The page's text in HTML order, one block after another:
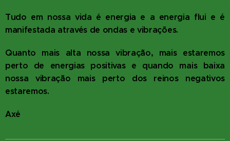
Tudo em nossa vida é energia e a energia flui e é
manifestada através de ondas e vibrações.
Quanto mais alta nossa vibração, mais estaremos
perto de energias positivas e quando mais baixa
nossa vibração mais perto dos reinos negativos
estaremos.
Axé